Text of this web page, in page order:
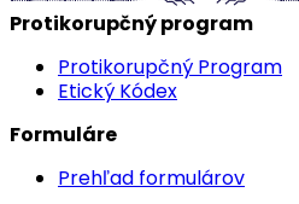
Protikorupčný program
Protikorupčný Program
Etický Kódex
Formuláre
Prehľad formulárov